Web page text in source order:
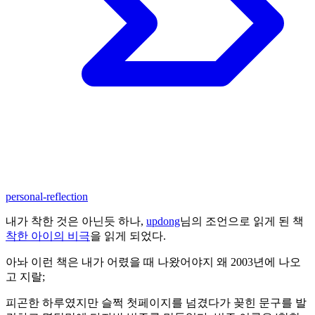
personal-reflection
내가 착한 것은 아닌듯 하나, updong님의 조언으로 읽게 된 책
착한 아이의 비극을 읽게 되었다.
아놔 이런 책은 내가 어렸을 때 나왔어야지 왜 2003년에 나오
고 지랄;
피곤한 하루였지만 슬쩍 첫페이지를 넘겼다가 꽂힌 문구를 발